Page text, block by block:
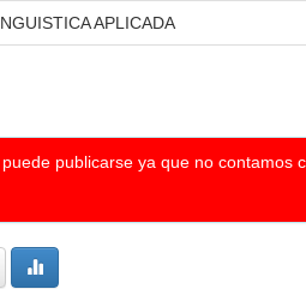
APLICADA
publicarse ya que no